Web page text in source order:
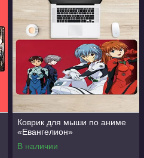
Коврик для мыши по аниме
«Евангелион»
В наличии